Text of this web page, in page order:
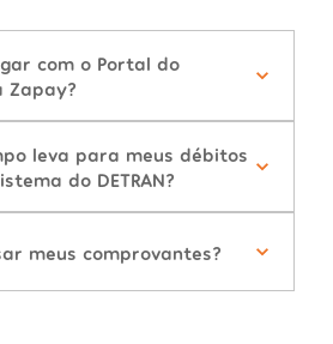
com o Portal do
Zapay?
leva para meus débitos
do DETRAN?
meus comprovantes?